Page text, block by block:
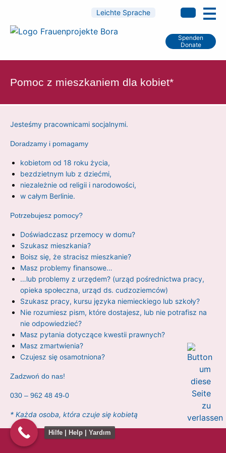
Leichte Sprache
Pomoc z mieszkaniem dla kobiet*
Jesteśmy pracownicami socjalnymi.
Doradzamy i pomagamy
kobietom od 18 roku życia,
bezdzietnym lub z dziećmi,
niezależnie od religii i narodowości,
w całym Berlinie.
Potrzebujesz pomocy?
Doświadczasz przemocy w domu?
Szukasz mieszkania?
Boisz się, że stracisz mieszkanie?
Masz problemy finansowe…
…lub problemy z urzędem? (urząd pośrednictwa pracy,
opieka społeczna, urząd ds. cudzoziemców)
Szukasz pracy, kursu języka niemieckiego lub szkoły?
Nie rozumiesz pism, które dostajesz, lub nie potrafisz na
nie odpowiedzieć?
Masz pytania dotyczące kwestii prawnych?
Masz zmartwienia?
Czujesz się osamotniona?
Zadzwoń do nas!
030 – 962 48 49-0
* Każda osoba, która czuje się kobietą
Spenden
Donate
Hilfe | Help | Yardım